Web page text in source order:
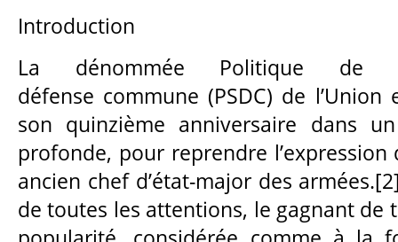
Introduction
La dénommée Politique
défense commune (PSDC) de l’Union
son quinzième anniversaire dans
profonde, pour reprendre l’expression
ancien chef d’état-major des
de toutes les attentions, le gagnant de